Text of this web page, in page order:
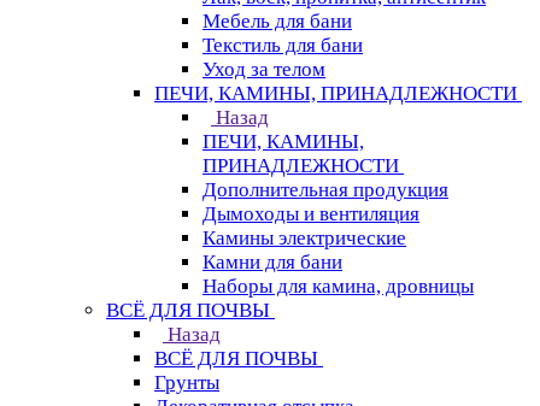
Мебель для бани
Текстиль для бани
Уход за телом
ПЕЧИ, КАМИНЫ, ПРИНАДЛЕЖНОСТИ
Назад
ПЕЧИ, КАМИНЫ,
ПРИНАДЛЕЖНОСТИ
Дополнительная продукция
Дымоходы и вентиляция
Камины электрические
Камни для бани
Наборы для камина, дровницы
ВСЁ ДЛЯ ПОЧВЫ
Назад
ВСЁ ДЛЯ ПОЧВЫ
Грунты